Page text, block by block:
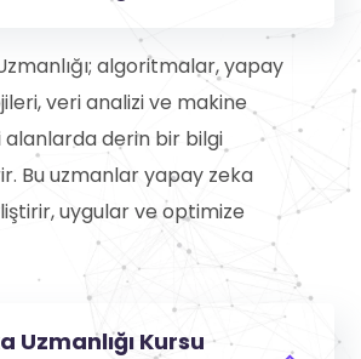
algoritmalar, yapay
veri analizi ve makine
derin bir bilgi
Bu uzmanlar yapay zeka
uygular ve optimize
Uzmanlığı Kursu